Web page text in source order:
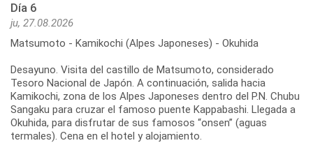
Día 6
ju, 27.08.2026
Matsumoto - Kamikochi (Alpes Japoneses) - Okuhida
Desayuno. Visita del castillo de Matsumoto, considerado
Tesoro Nacional de Japón. A continuación, salida hacia
Kamikochi, zona de los Alpes Japoneses dentro del P.N. Chubu
Sangaku para cruzar el famoso puente Kappabashi. Llegada a
Okuhida, para disfrutar de sus famosos “onsen” (aguas
termales). Cena en el hotel y alojamiento.